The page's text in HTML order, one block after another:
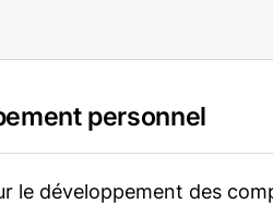
personnel
le développement des